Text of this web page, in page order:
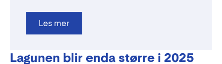
Les mer
Lagunen blir enda større i 2025